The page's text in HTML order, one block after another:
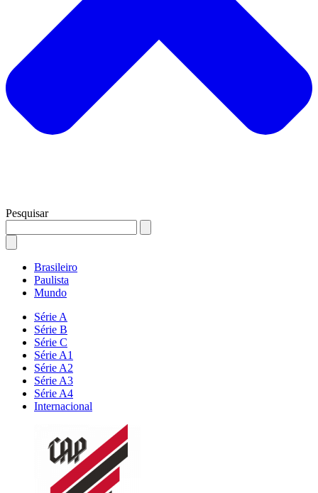
Pesquisar
Brasileiro
Paulista
Mundo
Série A
Série B
Série C
Série A1
Série A2
Série A3
Série A4
Internacional